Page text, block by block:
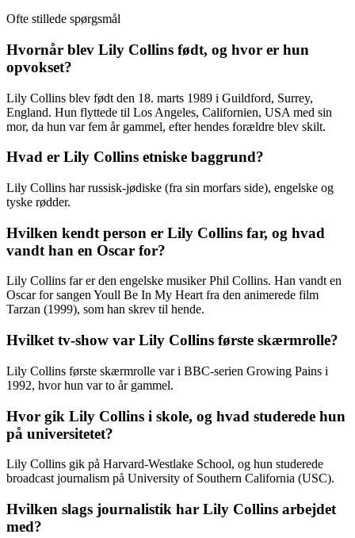
Ofte stillede spørgsmål
Hvornår blev Lily Collins født, og hvor er hun
opvokset?
Lily Collins blev født den 18. marts 1989 i Guildford, Surrey,
England. Hun flyttede til Los Angeles, Californien, USA med sin
mor, da hun var fem år gammel, efter hendes forældre blev skilt.
Hvad er Lily Collins etniske baggrund?
Lily Collins har russisk-jødiske (fra sin morfars side), engelske og
tyske rødder.
Hvilken kendt person er Lily Collins far, og hvad
vandt han en Oscar for?
Lily Collins far er den engelske musiker Phil Collins. Han vandt en
Oscar for sangen Youll Be In My Heart fra den animerede film
Tarzan (1999), som han skrev til hende.
Hvilket tv-show var Lily Collins første skærmrolle?
Lily Collins første skærmrolle var i BBC-serien Growing Pains i
1992, hvor hun var to år gammel.
Hvor gik Lily Collins i skole, og hvad studerede hun
på universitetet?
Lily Collins gik på Harvard-Westlake School, og hun studerede
broadcast journalism på University of Southern California (USC).
Hvilken slags journalistik har Lily Collins arbejdet
med?